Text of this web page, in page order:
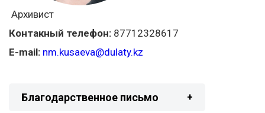
Архивист
Контакный телефон: 87712328617
E-mail: nm.kusaeva@dulaty.kz
Благодарственное письмо